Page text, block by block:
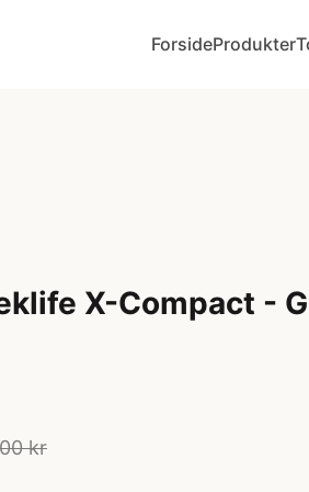
ForsideProdukter
X-Compact -
kr